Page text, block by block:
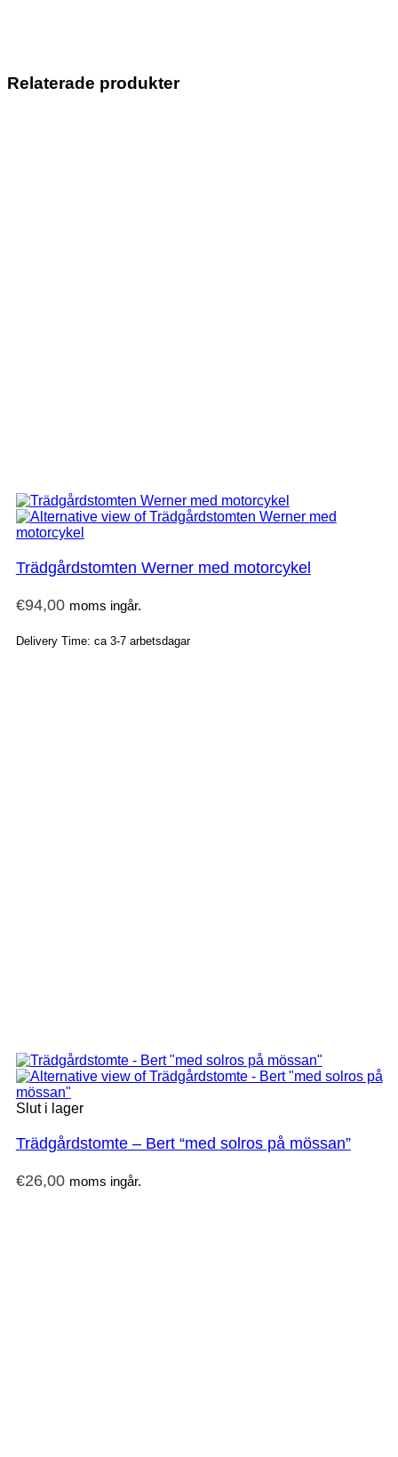
Relaterade produkter
Trädgårdstomten Werner med motorcykel
€94,00 moms ingår.
Delivery Time: ca 3-7 arbetsdagar
Slut i lager
Trädgårdstomte – Bert “med solros på mössan”
€26,00 moms ingår.